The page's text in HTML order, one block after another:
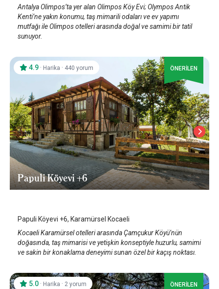
Antalya Olimpos’ta yer alan Olimpos Köy Evi; Olympos Antik
Kenti’ne yakın konumu, taş mimarili odaları ve ev yapımı
mutfağı ile Olimpos otelleri arasında doğal ve samimi bir tatil
sunuyor.
Papuli Köyevi +6
4.9 · Harika · 440 yorum ÖNERİLEN
Papuli Köyevi +6, Karamürsel Kocaeli
Kocaeli Karamürsel otelleri arasında Çamçukur Köyü’nün
doğasında, taş mimarisi ve yetişkin konseptiyle huzurlu, samimi
ve sakin bir konaklama deneyimi sunan özel bir kaçış noktası.
5.0 · Harika · 2 yorum ÖNERİLEN